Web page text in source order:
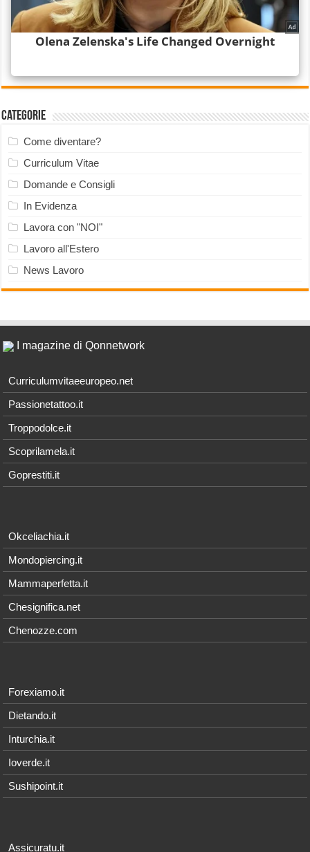
Categorie
Come diventare?
Curriculum Vitae
Domande e Consigli
In Evidenza
Lavora con "NOI"
Lavoro all'Estero
News Lavoro
I magazine di Qonnetwork
Curriculumvitaeeuropeo.net
Passionetattoo.it
Troppodolce.it
Scoprilamela.it
Goprestiti.it
Okceliachia.it
Mondopiercing.it
Mammaperfetta.it
Chesignifica.net
Chenozze.com
Forexiamo.it
Dietando.it
Inturchia.it
Ioverde.it
Sushipoint.it
Assicuratu.it